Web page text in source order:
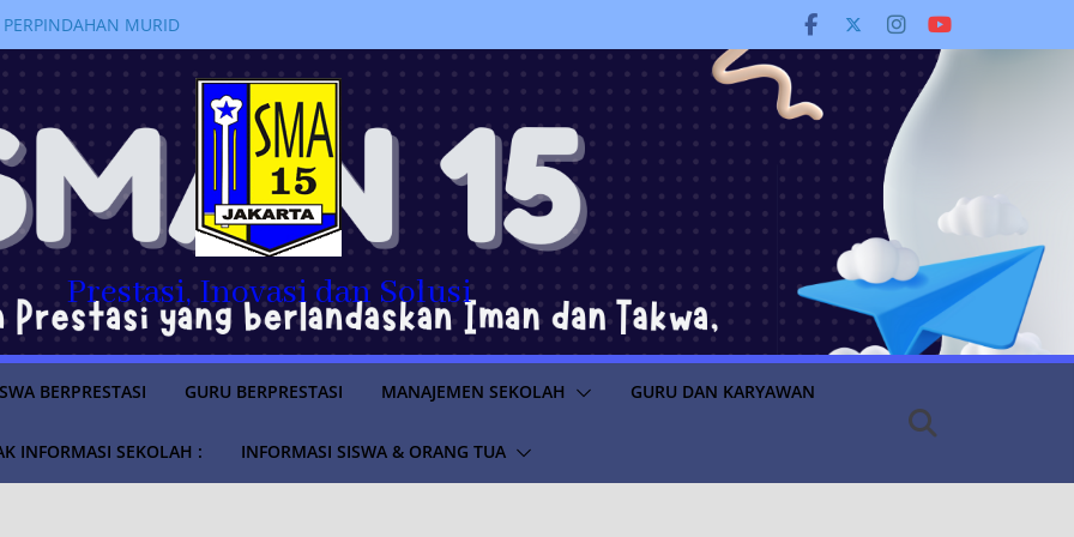
MURID
2026/2027
TAHUN AJARAN
kegiatan
Sejarah Pemerintahan di
“Istana untuk Anak Sekolah”
SMAN 15 Jakarta Lolos
Tinggi Negeri Tahun
Prestasi, Inovasi dan Solusi
BERPRESTASI GURU BERPRESTASI MANAJEMEN SEKOLAH GURU DAN KARYAWAN
INFORMASI SEKOLAH : INFORMASI SISWA & ORANG TUA